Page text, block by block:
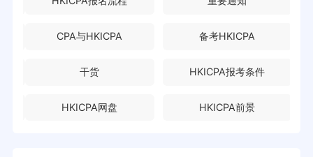
CPA与HKICPA 备考HKICPA
干货 HKICPA报考条件
HKICPA网盘 HKICPA前景